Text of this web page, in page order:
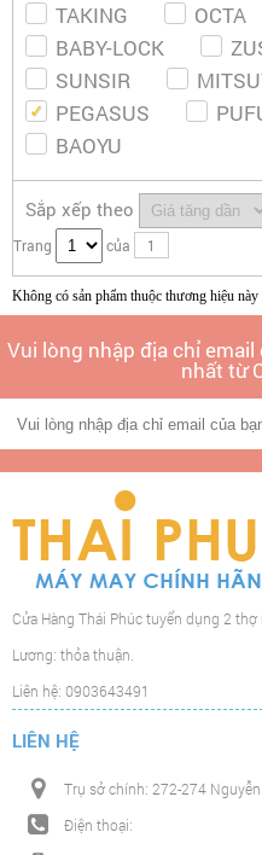
TAKING
OCTA
BABY-LOCK
SUNSIR
PEGASUS
BAOYU
Sắp xếp theo
Trang của 1
Không có sản phẩm thuộc thương hiệu này
Vui lòng nhập địa chỉ
nhất từ
Cửa Hàng Thái Phúc tuyển dụng 2 thợ
Lương: thỏa thuận.
Liên hệ: 0903643491
LIÊN HỆ
Trụ sở chính: 272-274 Nguyễn
Điện thoại: